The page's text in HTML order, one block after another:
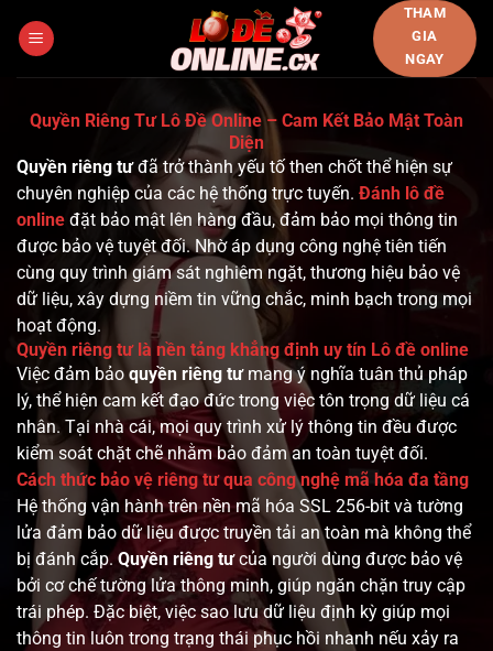
qua
THAM
GIA
NGAY
Quyền Riêng Tư Lô Đề Online – Cam Kết Bảo Mật Toàn
Diện
Quyền riêng tưđã trở thành yếu tố then chốt thể hiện sự
chuyên nghiệp của các hệ thống trực tuyến. Đánh lô đề
online đặt bảo mật lên hàng đầu, đảm bảo mọi thông tin
được bảo vệ tuyệt đối. Nhờ áp dụng công nghệ tiên tiến
cùng quy trình giám sát nghiêm ngặt, thương hiệu bảo vệ
dữ liệu, xây dựng niềm tin vững chắc, minh bạch trong mọi
hoạt động.
Quyền riêng tư là nền tảng khẳng định uy tín Lô đề online
Việc đảm bảo quyền riêng tưmang ý nghĩa tuân thủ pháp
lý, thể hiện cam kết đạo đức trong việc tôn trọng dữ liệu cá
nhân. Tại nhà cái, mọi quy trình xử lý thông tin đều được
kiểm soát chặt chẽ nhằm bảo đảm an toàn tuyệt đối.
Cách thức bảo vệ riêng tư qua công nghệ mã hóa đa tầng
Hệ thống vận hành trên nền mã hóa SSL 256-bit và tường
lửa đảm bảo dữ liệu được truyền tải an toàn mà không thể
bị đánh cắp. Quyền riêng tưcủa người dùng được bảo vệ
bởi cơ chế tường lửa thông minh, giúp ngăn chặn truy cập
trái phép. Đặc biệt, việc sao lưu dữ liệu định kỳ giúp mọi
thông tin luôn trong trạng thái phục hồi nhanh nếu xảy ra